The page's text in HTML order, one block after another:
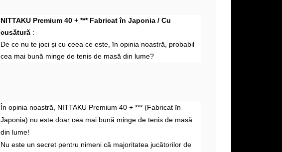
NITTAKU Premium 40 + *** Fabricat în Japonia / Cu
cusătură :
De ce nu te joci și cuceea ce este, în opinia noastră, probabil
cea mai bună minge de tenis de masă din lume?
În opinia noastră, NITTAKU Premium 40 + *** (Fabricat în
Japonia) nu este doar cea mai bună minge de tenis de masă
din lume!
Nu este un secret pentru nimeni că majoritatea jucătorilor de